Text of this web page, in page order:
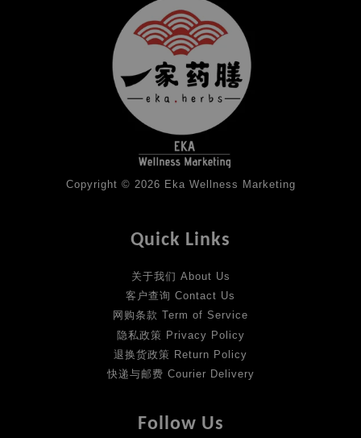
Copyright © 2026 Eka Wellness Marketing
Quick Links
关于我们 About Us
客户查询 Contact Us
网购条款 Term of Service
隐私政策 Privacy Policy
退换货政策 Return Policy
快递与邮费 Courier Delivery
Follow Us